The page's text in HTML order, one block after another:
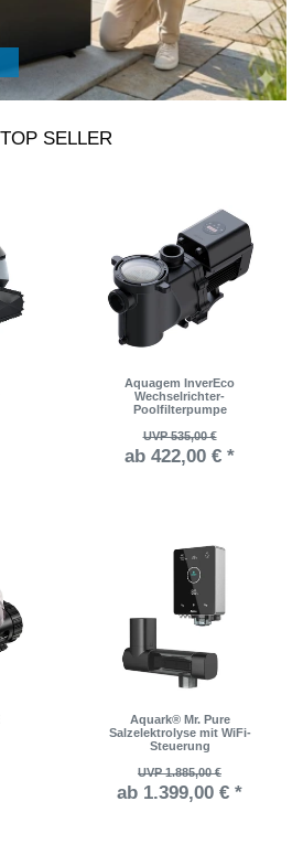
TOP SELLER
Aquagem InverEco
Wechselrichter-
Poolfilterpumpe
UVP 535,00 €
ab 422,00 € *
Aquark® Mr. Pure
Salzelektrolyse mit WiFi-
Steuerung
UVP 1.885,00 €
ab 1.399,00 € *